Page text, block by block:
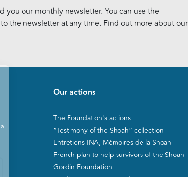
you our monthly newsletter. You can use the
the newsletter at any time. Find out more about our
Our actions
The Foundation's actions
“Testimony of the Shoah” collection
Entretiens INA, Mémoires de la Shoah
French plan to help survivors of the Shoah
Gordin Foundation